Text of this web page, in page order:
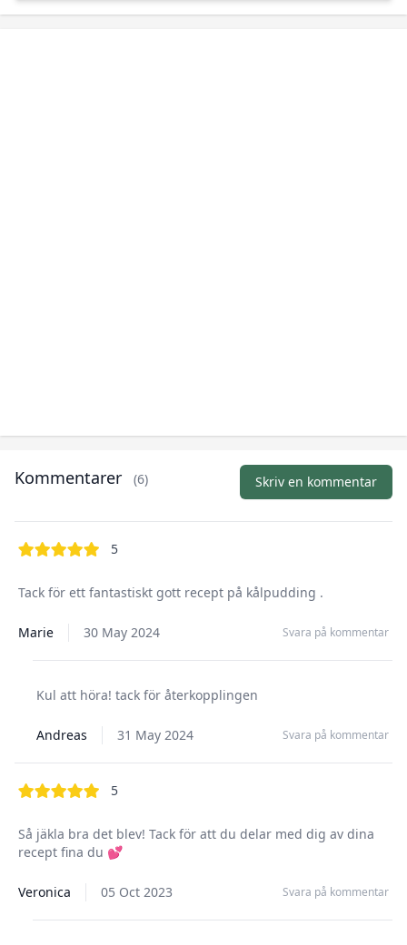
Kommentarer (6) Skriv en kommentar
5out of 5 stars
Tack för ett fantastiskt gott recept på kålpudding .
Marie 30 May 2024 Svara på kommentar
Kul att höra! tack för återkopplingen
Andreas 31 May 2024 Svara på kommentar
5out of 5 stars
Så jäkla bra det blev! Tack för att du delar med dig av dina
recept fina du 💕
Veronica 05 Oct 2023 Svara på kommentar